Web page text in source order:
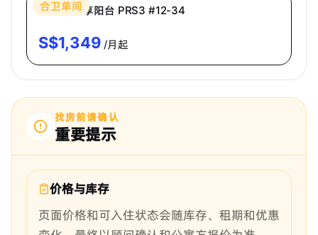
合卫单间
高级房·共享阳台 PRS3 #12-34
S$1,349 /月起
找房前请确认
重要提示
价格与库存
页面价格和可入住状态会随库存、租期和优惠